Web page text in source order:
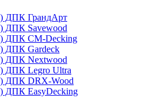
ДПК ГрандАрт
ДПК Savewood
ДПК CM-Decking
ДПК Gardeck
ДПК Nextwood
ДПК Legro Ultra
ДПК DRX-Wood
ДПК EasyDecking